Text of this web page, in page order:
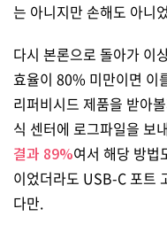
는 아니지만 손해도 아니
다시 본론으로 돌아가 이
효율이 80% 미만이면 이
리퍼비시드 제품을 받아
식 센터에 로그파일을 보
결과 89%여서 해당 방법
이었더라도 USB-C 포트
다만.